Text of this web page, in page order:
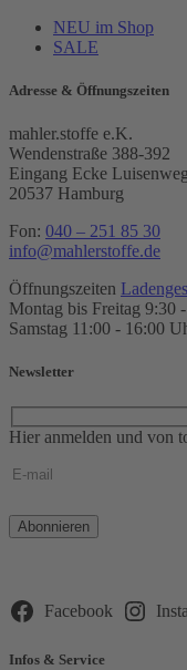
NEU im Shop
SALE
Adresse & Öffnungszeiten
mahler.stoffe e.K.
Wendenstraße 388-392
Eingang Ecke
20537 Hamburg
Fon: 040 – 251 85 30
info@mahlerstoffe.de
Öffnungszeiten
Montag bis Freitag 9:30
Samstag 11:00 - 16:00
Newsletter
Hier anmelden und von
Bitte
lasse
leer.
Facebook
Infos & Service